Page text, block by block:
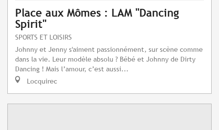
Place aux Mômes : LAM "Dancing
Spirit"
SPORTS ET LOISIRS
Johnny et Jenny s'aiment passionnément, sur scène comme
dans la vie. Leur modèle absolu ? Bébé et Johnny de Dirty
Dancing ! Mais l’amour, c’est aussi...
Locquirec